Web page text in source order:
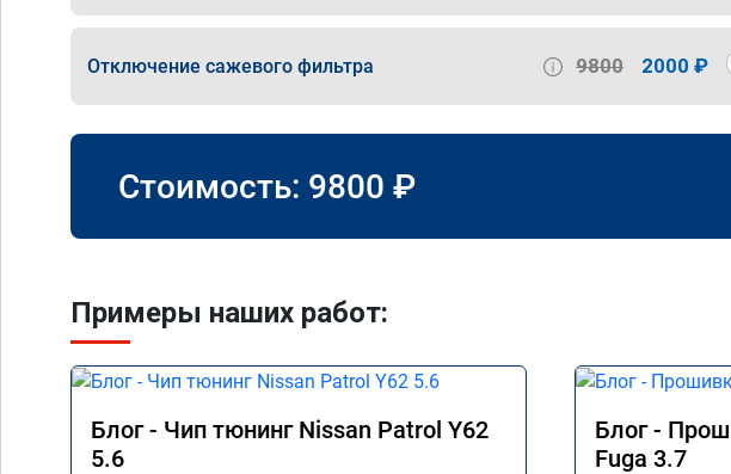
Отключение сажевого фильтра 9800 2000 ₽
Стоимость: 9800 ₽
Примеры наших работ:
Блог - Чип тюнинг Nissan Patrol Y62
5.6
Блог -
Fuga 3.7